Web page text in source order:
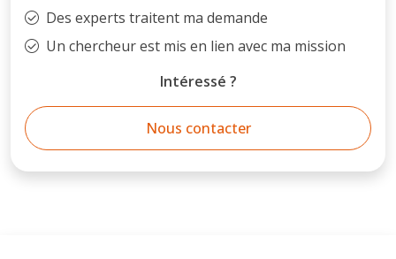
Des experts traitent ma demande
Un chercheur est mis en lien avec ma mission
Intéressé ?
Nous contacter